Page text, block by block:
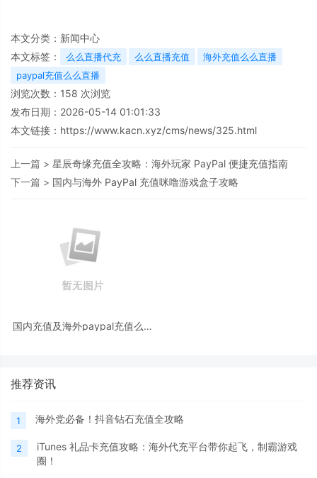
本文分类： 新闻中心
本文标签：
么么直播代充 么么直播充值
海外充值么么直播
paypal充值么么直播
浏览次数： 158 次浏览
发布日期：2026-05-14 01:01:33
本文链接： https://www.kacn.xyz/cms/news/325.html
上一篇 > 星辰奇缘充值全攻略：海外玩家 PayPal 便捷充值指南
下一篇 > 国内与海外 PayPal 充值咪噜游戏盒子攻略
国内充值及海外paypal充值么么
推荐资讯
1 海外党必备！抖音钻石充值全攻略
2
iTunes 礼品卡充值攻略：海外代充平台带你起飞，制霸游戏
圈！